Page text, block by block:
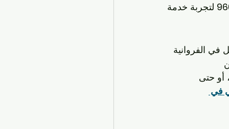
لتجربة خدمة
الفروانية
أو حتى
في